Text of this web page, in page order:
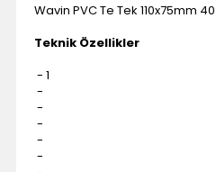
Wavin PVC Te Tek 110x75mm
Teknik Özellikler
- 1
-
-
-
-
-